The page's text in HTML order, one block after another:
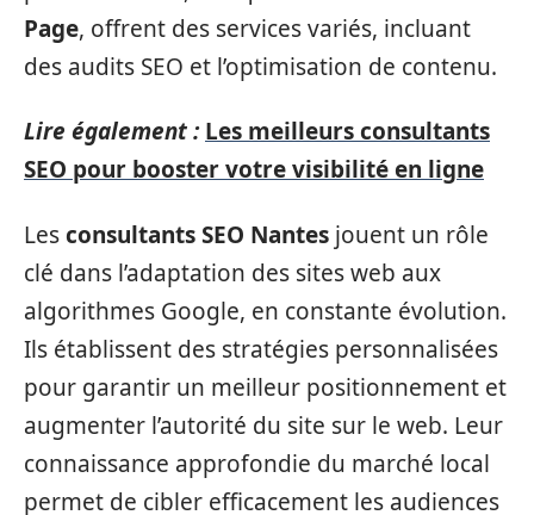
Page, offrent des services variés, incluant
des audits SEO et l’optimisation de contenu.
Lire également : Les meilleurs consultants
SEO pour booster votre visibilité en ligne
Lesconsultants SEO Nantes jouent un rôle
clé dans l’adaptation des sites web aux
algorithmes Google, en constante évolution.
Ils établissent des stratégies personnalisées
pour garantir un meilleur positionnement et
augmenter l’autorité du site sur le web. Leur
connaissance approfondie du marché local
permet de cibler efficacement les audiences